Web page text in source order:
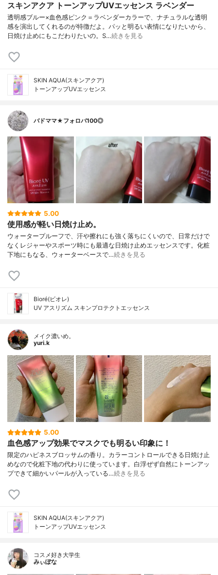
スキンアクア トーンアップUVエッセンス ラベンダー
透明感ブルー×血色感ピンク＝ラベンダーカラーで、ナチュラルな透明
感を演出してくれるのが特徴だよ。パッと明るい表情になりたいから、
日焼け止めにもこだわりたいの。S…続きを見る
SKIN AQUA(スキンアクア)
トーンアップUVエッセンス
バドママ★フォロバ100◎
5.00
使用感が軽い日焼け止め。
ウォータープルーフで、汗や擦れにも強く落ちにくいので、日常だけで
なくレジャーやスポーツ時にも最適な日焼け止めエッセンスです。化粧
下地にもなる、ウォーターベースで…続きを見る
Bioré(ビオレ)
UV アスリズム スキンプロテクトエッセンス
メイク濃いめ。
yuri.k
5.00
血色感アップ効果でマスクでも明るい印象に！
限定のハピネスブロッサムの香り。カラーコントロールできる日焼け止
めなので化粧下地の代わりに使っています。白浮ぜず自然にトーンアッ
プできて細かいパールが入っている…続きを見る
SKIN AQUA(スキンアクア)
トーンアップUVエッセンス
コスメ好き大学生
みぃぽな